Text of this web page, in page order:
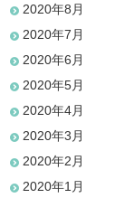
2020年8月
2020年7月
2020年6月
2020年5月
2020年4月
2020年3月
2020年2月
2020年1月